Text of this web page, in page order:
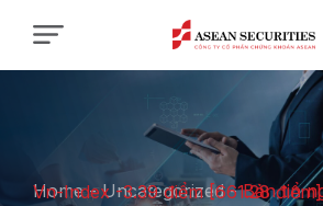
Home-Uncategorized-
Bản tin ngày 07.09.2016 – Vn-Index -3.39 điểm [661.28 điểm]